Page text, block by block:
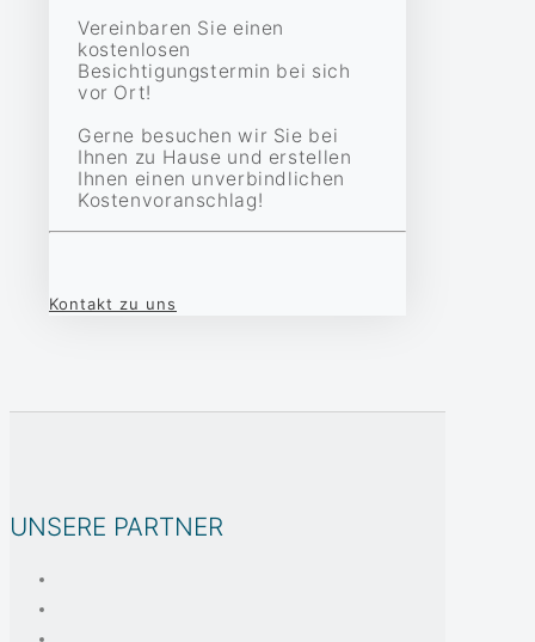
Vereinbaren Sie einen
kostenlosen
Besichtigungstermin bei sich
vor Ort!
Gerne besuchen wir Sie bei
Ihnen zu Hause und erstellen
Ihnen einen unverbindlichen
Kostenvoranschlag!
Kontakt zu uns
UNSERE PARTNER